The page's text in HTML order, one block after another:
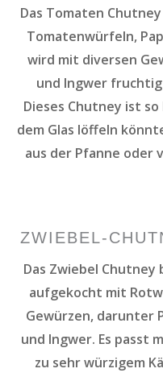
Das Tomaten
Tomatenwürfeln,
wird mit diversen
und Ingwer
Dieses Chutney ist so
dem Glas löffeln
aus der Pfanne oder
ZWIEBEL-
Das Zwiebel
aufgekocht mit
Gewürzen, darunter
und Ingwer. Es passt
zu sehr würzigem